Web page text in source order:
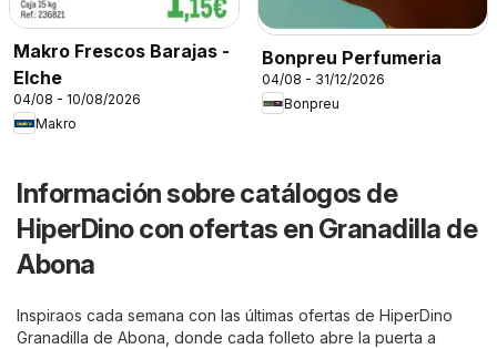
Makro Frescos Barajas -
Elche
04/08 - 10/08/2026
Makro
Bonpreu Perfumeria
04/08 - 31/12/2026
Bonpreu
Información sobre catálogos de
HiperDino con ofertas en Granadilla de
Abona
Inspiraos cada semana con las últimas ofertas de HiperDino
Granadilla de Abona, donde cada folleto abre la puerta a